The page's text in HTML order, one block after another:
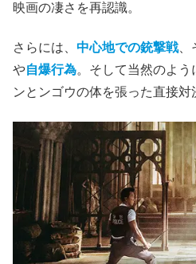
映画の凄さを再認識。
さらには、 中心地での銃撃戦、
や自爆行為。そして当然のよう
ンとンゴウの体を張った直接対